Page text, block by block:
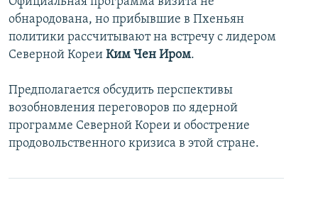
обнародована, но прибывшие в Пхеньян
политики рассчитывают на встречу с лидером
Северной Кореи Ким Чен Иром.
Предполагается обсудить перспективы
возобновления переговоров по ядерной
программе Северной Кореи и обострение
продовольственного кризиса в этой стране.